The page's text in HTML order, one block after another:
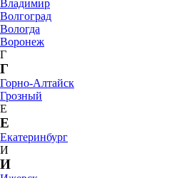
Владимир
Волгоград
Вологда
Воронеж
Г
Г
Горно-Алтайск
Грозный
Е
Е
Екатеринбург
И
И